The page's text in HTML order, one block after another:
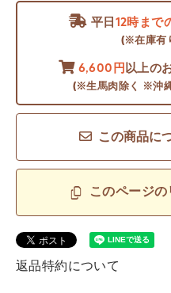
平日 12時まで
(※在庫有
6,600円 以上の
(※生馬肉除く ※沖
この商品に
このページ
返品特約について